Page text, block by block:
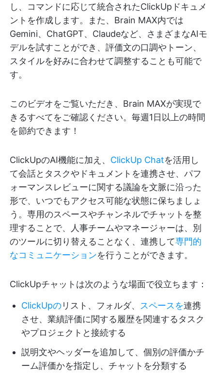
し、コマンドに応じて統合されたClickUpドキュメ
ントを作成します。また、Brain MAX内では
Gemini、ChatGPT、Claudeなど、さまざまなAIモ
デルを試すことができ、評価文の口調やトーン、
スタイルを好みに合わせて調整することも可能で
す。
このビデオをご覧いただき、Brain MAXが実現で
きるすべてをご確認ください。毎週1日以上の時間
を節約できます！
ClickUpのAI機能に加え、 ClickUp Chatを活用し
て会話とタスクやドキュメントを連携させ、パフ
ォーマンスレビューに関する議論を文脈に沿った
形で、いつでもアクセス可能な状態に保ちましょ
う。専用のスペースやチャンネルでチャットを整
理することで、人事チームやマネージャーは、別
のツールに切り替えることなく、連携して専門的
なコミュニケーションを行うことができます。
ClickUpチャットは次のような場面で役立ちます：
ClickUpのリスト、フォルダ、 スペースを連携
させ、業績評価に関する履歴を関連するタスク
やプロジェクトと接続する
説明文やヘッダーを追加して、個別の評価かチ
ーム評価かを指定し、チャットを分類する